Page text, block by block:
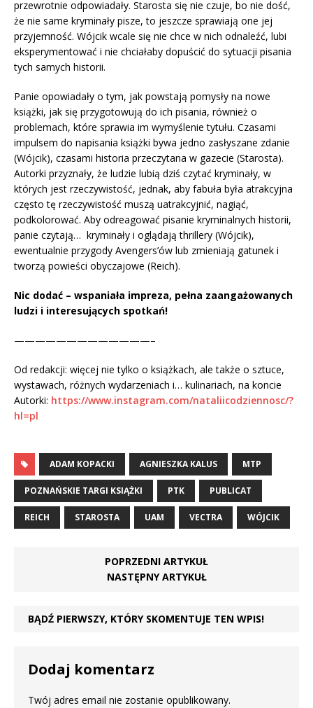
przewrotnie odpowiadały. Starosta się nie czuje, bo nie dość,
że nie same kryminały pisze, to jeszcze sprawiają one jej
przyjemność. Wójcik wcale się nie chce w nich odnaleźć, lubi
eksperymentować i nie chciałaby dopuścić do sytuacji pisania
tych samych historii.
Panie opowiadały o tym, jak powstają pomysły na nowe
książki, jak się przygotowują do ich pisania, również o
problemach, które sprawia im wymyślenie tytułu. Czasami
impulsem do napisania książki bywa jedno zasłyszane zdanie
(Wójcik), czasami historia przeczytana w gazecie (Starosta).
Autorki przyznały, że ludzie lubią dziś czytać kryminały, w
których jest rzeczywistość, jednak, aby fabuła była atrakcyjna
często tę rzeczywistość muszą uatrakcyjnić, nagiąć,
podkolorować. Aby odreagować pisanie kryminalnych historii,
panie czytają… kryminały i oglądają thrillery (Wójcik),
ewentualnie przygody Avengers’ów lub zmieniają gatunek i
tworzą powieści obyczajowe (Reich).
Nic dodać – wspaniała impreza, pełna zaangażowanych
ludzi i interesujących spotkań!
—————————————–
Od redakcji: więcej nie tylko o książkach, ale także o sztuce,
wystawach, różnych wydarzeniach i… kulinariach, na koncie
Autorki: https://www.instagram.com/nataliicodziennosc/?
hl=pl
ADAM KOPACKI AGNIESZKA KALUS MTP
POZNAŃSKIE TARGI KSIĄŻKI PTK PUBLICAT
REICH STAROSTA UAM VECTRA WÓJCIK
POPRZEDNI ARTYKUŁ
NASTĘPNY ARTYKUŁ
BĄDŹ PIERWSZY, KTÓRY SKOMENTUJE TEN WPIS!
Dodaj komentarz
Twój adres email nie zostanie opublikowany.